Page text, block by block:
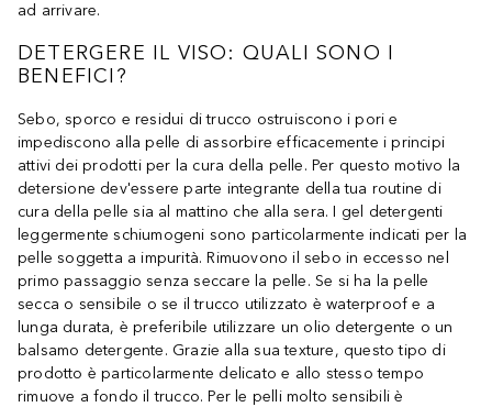
ad arrivare.
DETERGERE IL VISO: QUALI SONO I
BENEFICI?
Sebo, sporco e residui di trucco ostruiscono i pori e
impediscono alla pelle di assorbire efficacemente i principi
attivi dei prodotti per la cura della pelle. Per questo motivo la
detersione dev'essere parte integrante della tua routine di
cura della pelle sia al mattino che alla sera. I gel detergenti
leggermente schiumogeni sono particolarmente indicati per la
pelle soggetta a impurità. Rimuovono il sebo in eccesso nel
primo passaggio senza seccare la pelle. Se si ha la pelle
secca o sensibile o se il trucco utilizzato è waterproof e a
lunga durata, è preferibile utilizzare un olio detergente o un
balsamo detergente. Grazie alla sua texture, questo tipo di
prodotto è particolarmente delicato e allo stesso tempo
rimuove a fondo il trucco. Per le pelli molto sensibili è